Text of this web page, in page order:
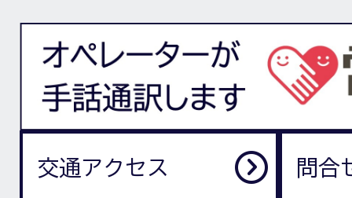
交通アクセス 問合